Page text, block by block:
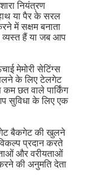
नियंत्रण
या पैर के सरल
में सक्षम बनाता
हैं या जब आप
मेमोरी सेटिंग्स
के लिए टेलगेट
छत वाले पार्किंग
सुविधा के लिए एक
बैकगेट की खुलने
प्रदान करते
और वरीयताओं
की अनुमति देता